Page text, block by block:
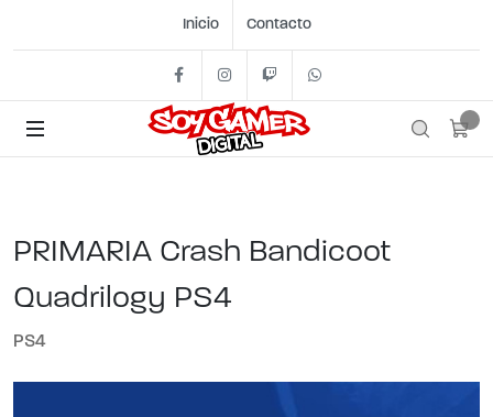
Inicio Contacto
FacebookInstagram
Twitch
PRIMARIA Crash Bandicoot
Quadrilogy PS4
PS4